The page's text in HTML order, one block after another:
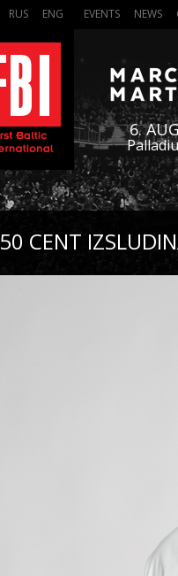
RUS ENG EVENTS NEWS
6.
50 CENT